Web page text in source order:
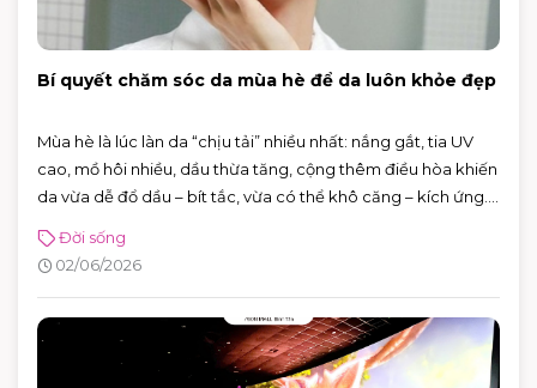
Bí quyết chăm sóc da mùa hè để da luôn khỏe đẹp
Mùa hè là lúc làn da “chịu tải” nhiều nhất: nắng gắt, tia UV
cao, mồ hôi nhiều, dầu thừa tăng, cộng thêm điều hòa khiến
da vừa dễ đổ dầu – bít tắc, vừa có thể khô căng – kích ứng.
đúng vài nguyên tắc: làm sạch vừa đủ, dưỡng ẩm nhẹ,
chống nắng đúng cách và xử lý mồ hôi thông minh, da sẽ dễ
Đời sống
02/06/2026